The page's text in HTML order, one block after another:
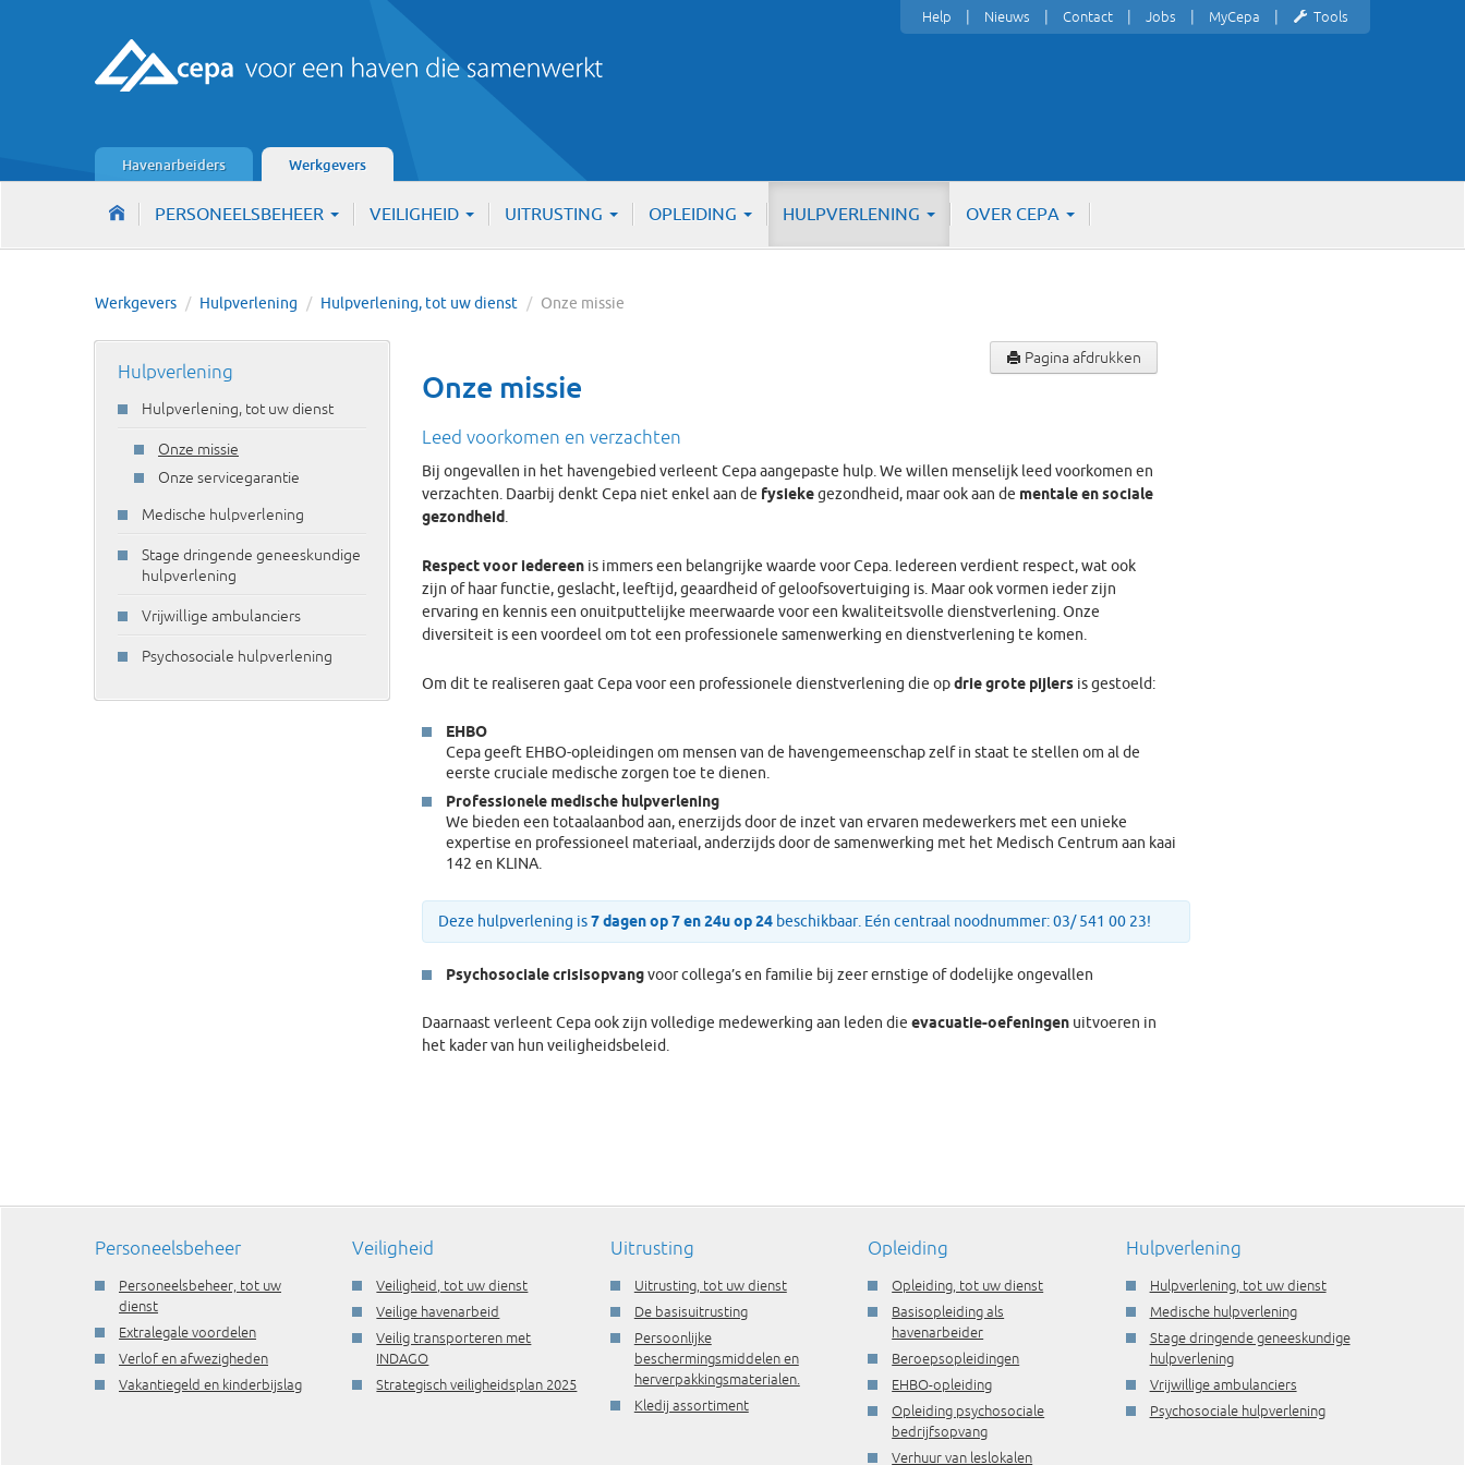
Havenarbeiders Werkgevers
Help Nieuws Contact Jobs MyCepa Tools
PERSONEELSBEHEER VEILIGHEID UITRUSTING OPLEIDING HULPVERLENING OVER CEPA
Werkgevers / Hulpverlening / Hulpverlening, tot uw dienst / Onze missie
Hulpverlening
Hulpverlening, tot uw dienst
Onze missie
Onze servicegarantie
Medische hulpverlening
Stage dringende geneeskundige
hulpverlening
Vrijwillige ambulanciers
Psychosociale hulpverlening
Pagina afdrukken
Onze missie
Leed voorkomen en verzachten
Bij ongevallen in het havengebied verleent Cepa aangepaste hulp. We willen menselijk leed voorkomen en
verzachten. Daarbij denkt Cepa niet enkel aan de fysiekegezondheid, maar ook aan de mentale en sociale
gezondheid
Respect voor iedereen is immers een belangrijke waarde voor Cepa. Iedereen verdient respect, wat ook
zijn of haar functie, geslacht, leeftijd, geaardheid of geloofsovertuiging is. Maar ook vormen ieder zijn
ervaring en kennis een onuitputtelijke meerwaarde voor een kwaliteitsvolle dienstverlening. Onze
diversiteit is een voordeel om tot een professionele samenwerking en dienstverlening te komen.
Om dit te realiseren gaat Cepa voor een professionele dienstverlening die opdrie grote pijlers is gestoeld:
EHBO
Cepa geeft EHBO-opleidingen om mensen van de havengemeenschap zelf in staat te stellen om al de
eerste cruciale medische zorgen toe te dienen.
Professionele medische hulpverlening
We bieden een totaalaanbod aan, enerzijds door de inzet van ervaren medewerkers met een unieke
expertise en professioneel materiaal, anderzijds door de samenwerking met het Medisch Centrum aan kaai
142 en KLINA.
Deze hulpverlening is7 dagen op 7 en 24u op 24 beschikbaar. Eén centraal noodnummer: 03/ 541 00 23!
Psychosociale crisisopvangvoor collega’s en familie bij zeer ernstige of dodelijke ongevallen
Daarnaast verleent Cepa ook zijn volledige medewerking aan leden die evacuatie-oefeningen uitvoeren in
het kader van hun veiligheidsbeleid.
Personeelsbeheer
Personeelsbeheer, tot uw
dienst
Extralegale voordelen
Verlof en afwezigheden
Vakantiegeld en kinderbijslag
Veiligheid
Veiligheid, tot uw dienst
Veilige havenarbeid
Veilig transporteren met
INDAGO
Strategisch veiligheidsplan 2025
Uitrusting
Uitrusting, tot uw dienst
De basisuitrusting
Persoonlijke
beschermingsmiddelen en
herverpakkingsmaterialen.
Kledij assortiment
Opleiding
Opleiding, tot uw dienst
Basisopleiding als
havenarbeider
Beroepsopleidingen
EHBO-opleiding
Opleiding psychosociale
bedrijfsopvang
Verhuur van leslokalen
Hulpverlening
Hulpverlening, tot uw dienst
Medische hulpverlening
Stage dringende geneeskundige
hulpverlening
Vrijwillige ambulanciers
Psychosociale hulpverlening